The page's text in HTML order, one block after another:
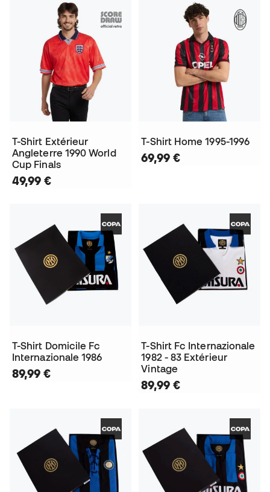
T-Shirt Extérieur
Angleterre 1990 World
Cup Finals
49,99 €
T-Shirt Home 1995-1996
69,99 €
T-Shirt Domicile Fc
Internazionale 1986
89,99 €
T-Shirt Fc Internazionale
1982 - 83 Extérieur
Vintage
89,99 €